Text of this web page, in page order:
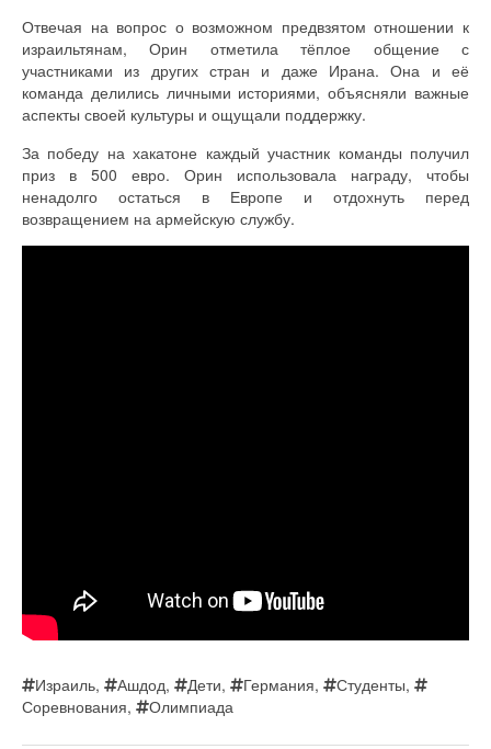
Отвечая на вопрос о возможном предвзятом отношении к
израильтянам, Орин отметила тёплое общение с
участниками из других стран и даже Ирана. Она и её
команда делились личными историями, объясняли важные
аспекты своей культуры и ощущали поддержку.
За победу на хакатоне каждый участник команды получил
приз в 500 евро. Орин использовала награду, чтобы
ненадолго остаться в Европе и отдохнуть перед
возвращением на армейскую службу.
Израиль, Ашдод, Дети, Германия, Студенты,
Соревнования, Олимпиада